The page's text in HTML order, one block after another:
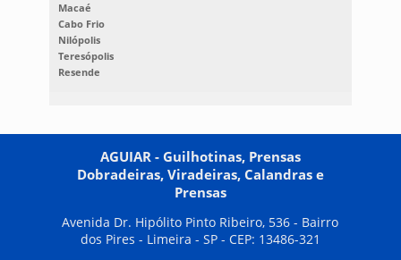
Macaé
Cabo Frio
Nilópolis
Teresópolis
Resende
AGUIAR - Guilhotinas, Prensas
Dobradeiras, Viradeiras, Calandras e
Prensas
Avenida Dr. Hipólito Pinto Ribeiro, 536 - Bairro
dos Pires - Limeira - SP - CEP: 13486-321